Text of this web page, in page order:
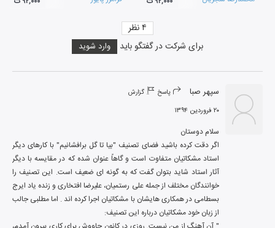
برای شرکت در گفتگو باید وارد شوید
۴نظر
سپهر صبا پاسخ گزارش
۲۰ فروردین ۱۳۹۴
آثار استاد شاید بتوان گفت که به گونه ای ضعیف است. این تصنیف را
بسطامی در همکاری هایشان با مشکاتیان اجرا کرده اند . اما مطلبی جالب